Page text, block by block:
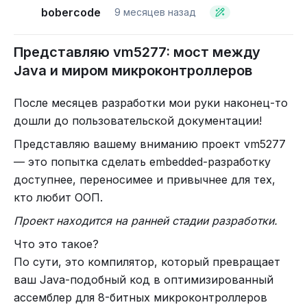
. Т.е. я хочу
работать с объектами, хочу передавать их в
В J8B нет наследования классов - оно сильно
усложнило бы кодогенерацию, раздуло код и
съело бы такты на анализ. Вместо этого я
оставил наследование только для интерфейсов.
композицию. Это даёт предсказуемые расходы
памяти и времени - вы платите ровно за то, что
реально используете.
bobercode 9 месяцев назад
Представляю vm5277: мост между
Java и миром микроконтроллеров
После месяцев разработки мои руки наконец-то
дошли до пользовательской документации!
Представляю вашему вниманию проект vm5277
— это попытка сделать embedded-разработку
доступнее, переносимее и привычнее для тех,
кто любит ООП.
Проект находится на ранней стадии разработки.
Что это такое?
По сути, это компилятор, который превращает
ваш Java-подобный код в оптимизированный
ассемблер для 8-битных микроконтроллеров